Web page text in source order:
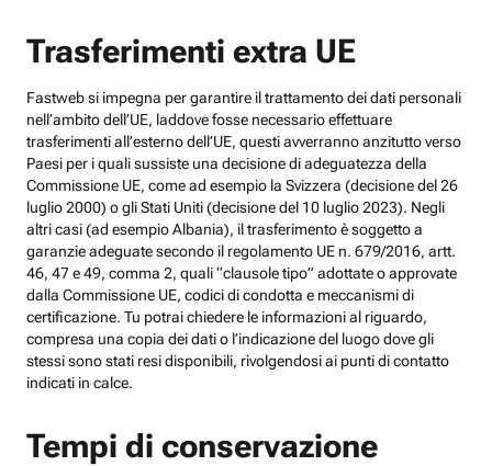
Trasferimenti extra UE
Fastweb si impegna per garantire il trattamento dei dati personali
nell’ambito dell’UE, laddove fosse necessario effettuare
trasferimenti all’esterno dell’UE, questi avverranno anzitutto verso
Paesi per i quali sussiste una decisione di adeguatezza della
Commissione UE, come ad esempio la Svizzera (decisione del 26
luglio 2000) o gli Stati Uniti (decisione del 10 luglio 2023). Negli
altri casi (ad esempio Albania), il trasferimento è soggetto a
garanzie adeguate secondo il regolamento UE n. 679/2016, artt.
46, 47 e 49, comma 2, quali “clausole tipo” adottate o approvate
dalla Commissione UE, codici di condotta e meccanismi di
certificazione. Tu potrai chiedere le informazioni al riguardo,
compresa una copia dei dati o l’indicazione del luogo dove gli
stessi sono stati resi disponibili, rivolgendosi ai punti di contatto
indicati in calce.
Tempi di conservazione